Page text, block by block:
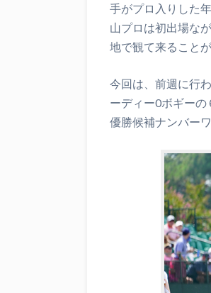
手がプロ入りした
山プロは初出場な
地で観て来ること
今回は、前週に行
ーディー0ボギー
優勝候補ナンバー